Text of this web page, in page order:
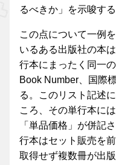
るべきか」を示唆す
この点について一例
いるある出版社の本
行本にまったく同一
Book Number、国際
る。このリスト記述
ころ、その単行本に
「単品価格」が併記
行本はセット販売を
取得せず複数冊が出